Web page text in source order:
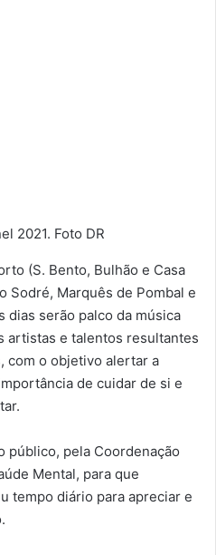
2021. Foto DR
(S. Bento, Bulhão e Casa
Sodré, Marquês de Pombal e
dias serão palco da música
artistas e talentos resultantes
com o objetivo alertar a
de cuidar de si e
público, pela Coordenação
Mental, para que
tempo diário para apreciar e